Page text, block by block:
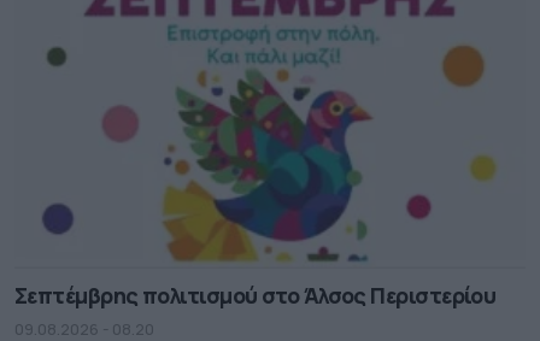
Σεπτέμβρης πολιτισμού στο Άλσος Περιστερίου
09.08.2026 - 08.20